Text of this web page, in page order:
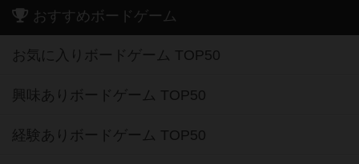
おすすめボードゲーム
お気に入りボードゲーム TOP50
興味ありボードゲーム TOP50
経験ありボードゲーム TOP50